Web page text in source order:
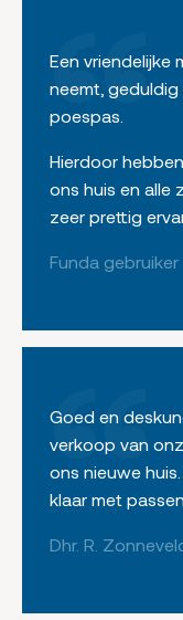
Een vriendelijke
neemt, geduldig
poespas.
Hierdoor
ons huis en alle
zeer prettig
Funda gebruiker
Goed en
verkoop van
ons nieuwe
klaar met
Dhr. R.